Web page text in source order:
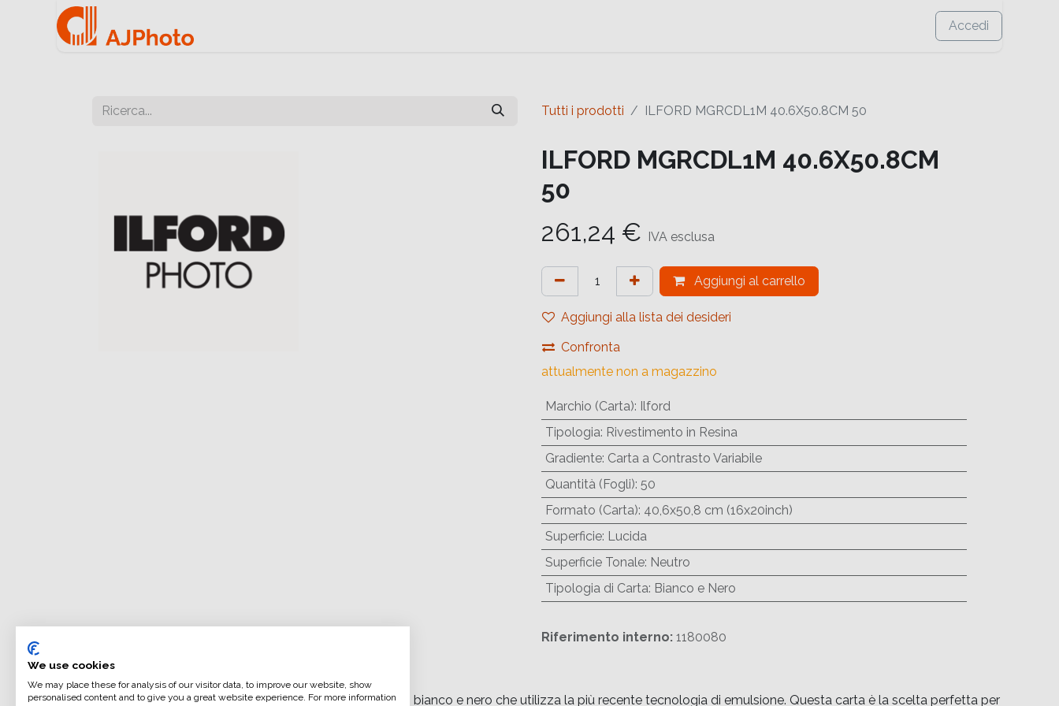
Accedi
Tutti i prodotti ILFORD MGRCDL1M 40.6X50.8CM 50
ILFORD MGRCDL1M 40.6X50.8CM
50
261,24 € IVA esclusa
Aggiungi al carrello
Aggiungi alla lista dei desideri
Confronta
attualmente non a magazzino
Marchio (Carta): Ilford
Tipologia: Rivestimento in Resina
Gradiente: Carta a Contrasto Variabile
Quantità (Fogli): 50
Formato (Carta): 40,6x50,8 cm (16x20inch)
Superficie: Lucida
Superficie Tonale: Neutro
Tipologia di Carta: Bianco e Nero
Riferimento interno: 1180080
ILFORD MULTIGRADE RC DELUXE è una carta fotografica in bianco e nero che utilizza la più recente tecnologia di emulsione. Questa carta è la scelta perfetta per
We use cookies
We may place these for analysis of our visitor data, to improve our website, show
personalised content and to give you a great website experience. For more information